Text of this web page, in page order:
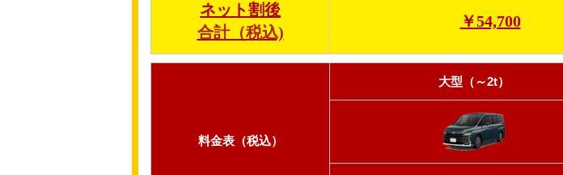
ネット割後
合計（税込)
￥54,700
料金表（税込）
大型（～2t）